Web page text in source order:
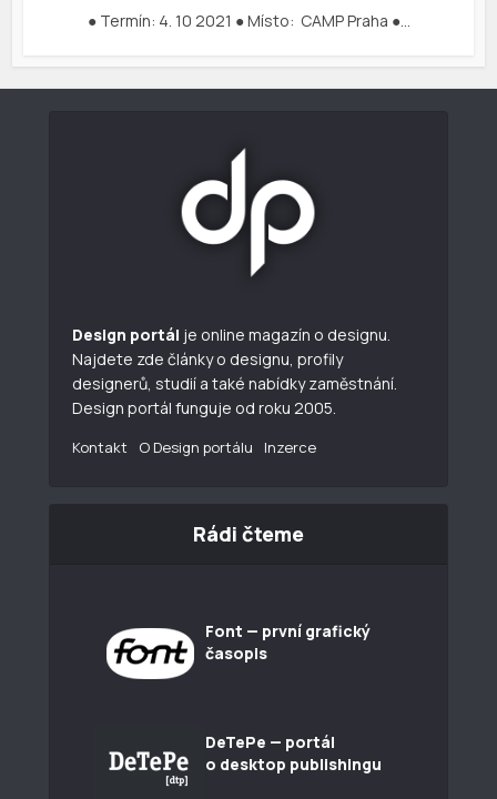
● Termín: 4. 10 2021 ● Místo: CAMP Praha ●…
Design portál je online magazín o designu.
Najdete zde články o designu, profily
designerů, studií a také nabídky zaměstnání.
Design portál funguje od roku 2005.
Kontakt O Design portálu Inzerce
Rádi čteme
Font — první grafický
časopis
DeTePe — portál
o desktop publishingu